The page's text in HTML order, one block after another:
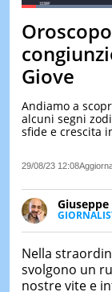
PauseUnmute
Giove
Andiamo a
alcuni segni
sfide e crescita
29/08/23 12:08
Ph(D) in
Latina e
Nella
svolgono un
nostre vite e